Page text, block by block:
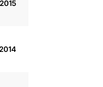
2015
2014